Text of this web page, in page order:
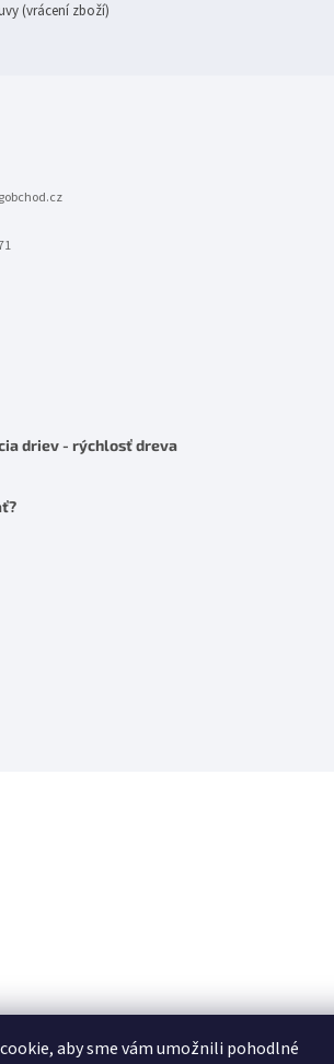
aby sme vám umožnili pohodlné
(vrácení zboží)
driev - rýchlosť dreva